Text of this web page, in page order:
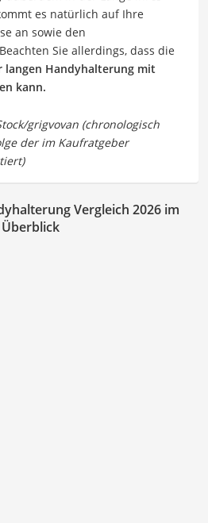
es natürlich auf Ihre
an sowie den
Sie allerdings, dass die
Handyhalterung mit
kann.
Vergleich 2026 im
Überblick